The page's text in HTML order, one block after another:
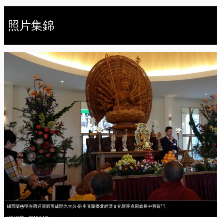
照片集錦
紐西蘭慈明寺圓通寶殿落成開光大典-駐奧克蘭臺北經濟文化辦事處周處長中興致詞